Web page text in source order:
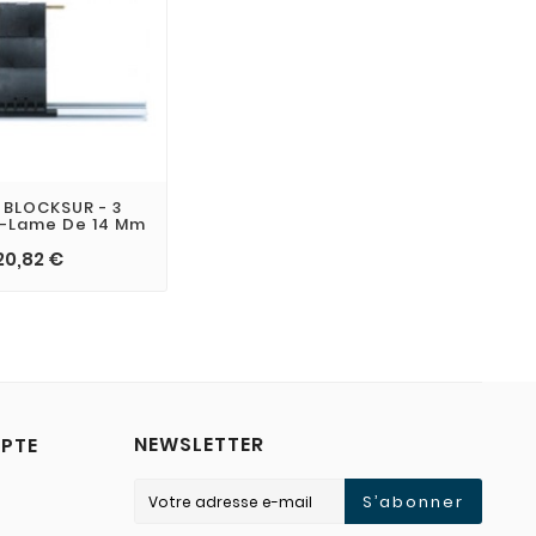
- 3
-lame De 14 Mm
€
NEWSLETTER
S’abonner